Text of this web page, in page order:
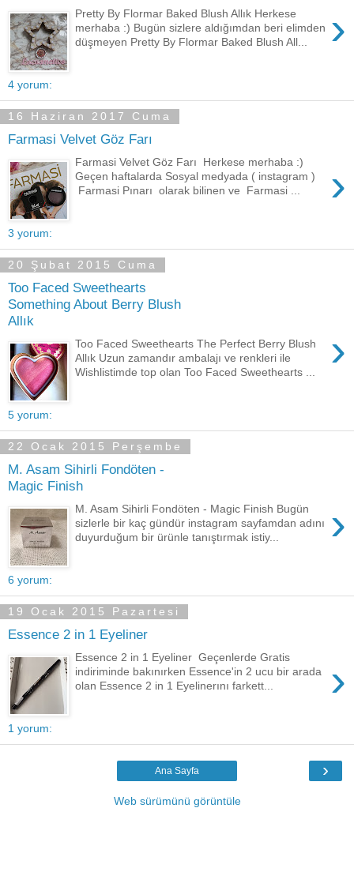
›
Pretty By Flormar Baked Blush Allık Herkese
merhaba :) Bugün sizlere aldığımdan beri elimden
düşmeyen Pretty By Flormar Baked Blush All...
4 yorum:
16 Haziran 2017 Cuma
Farmasi Velvet Göz Farı
›
Farmasi Velvet Göz Farı Herkese merhaba :)
Geçen haftalarda Sosyal medyada ( instagram )
Farmasi Pınarı olarak bilinen ve Farmasi ...
3 yorum:
20 Şubat 2015 Cuma
Too Faced Sweethearts
Something About Berry Blush
Allık
›
Too Faced Sweethearts The Perfect Berry Blush
Allık Uzun zamandır ambalajı ve renkleri ile
Wishlistimde top olan Too Faced Sweethearts ...
5 yorum:
22 Ocak 2015 Perşembe
M. Asam Sihirli Fondöten -
Magic Finish
›
M. Asam Sihirli Fondöten - Magic Finish Bugün
sizlerle bir kaç gündür instagram sayfamdan adını
duyurduğum bir ürünle tanıştırmak istiy...
6 yorum:
19 Ocak 2015 Pazartesi
Essence 2 in 1 Eyeliner
›
Essence 2 in 1 Eyeliner Geçenlerde Gratis
indiriminde bakınırken Essence'in 2 ucu bir arada
olan Essence 2 in 1 Eyelinerını farkett...
1 yorum:
›
Ana Sayfa
Web sürümünü görüntüle